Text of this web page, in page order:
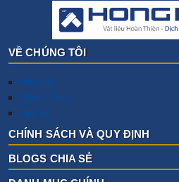
VỀ CHÚNG TÔI
Liên hệ
Hồng Phúc
Tin tức
CHÍNH SÁCH VÀ QUY ĐỊNH
BLOGS CHIA SẺ